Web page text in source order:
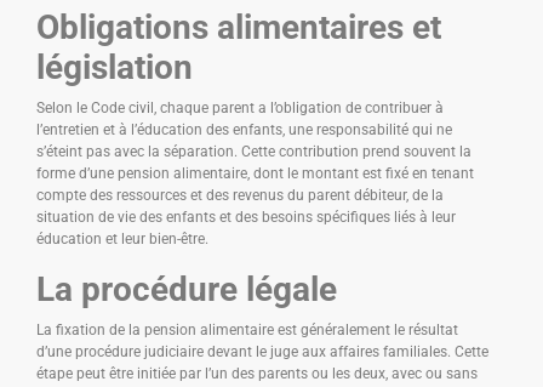
Obligations alimentaires et
législation
Selon le Code civil, chaque parent a l’obligation de contribuer à
l’entretien et à l’éducation des enfants, une responsabilité qui ne
s’éteint pas avec la séparation. Cette contribution prend souvent la
forme d’une pension alimentaire, dont le montant est fixé en tenant
compte des ressources et des revenus du parent débiteur, de la
situation de vie des enfants et des besoins spécifiques liés à leur
éducation et leur bien-être.
La procédure légale
La fixation de la pension alimentaire est généralement le résultat
d’une procédure judiciaire devant le juge aux affaires familiales. Cette
étape peut être initiée par l’un des parents ou les deux, avec ou sans